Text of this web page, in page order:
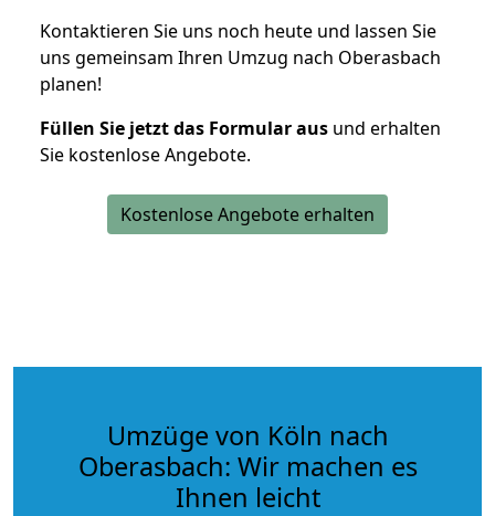
Kontaktieren Sie uns noch heute und lassen Sie
uns gemeinsam Ihren Umzug nach Oberasbach
planen!
Füllen Sie jetzt das Formular aus und erhalten
Sie kostenlose Angebote.
Kostenlose Angebote erhalten
Umzüge von Köln nach
Oberasbach: Wir machen es
Ihnen leicht